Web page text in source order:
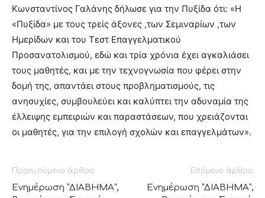
Κωνσταντίνος Γαλάνης δήλωσε για την Πυξίδα ότι: «Η
«Πυξίδα» με τους τρείς άξονες ,των Σεμιναρίων ,των
Ημερίδων και του Τεστ Επαγγελματικού
Προσανατολισμού, εδώ και τρία χρόνια έχει αγκαλιάσει
τους μαθητές, και με την τεχνογνωσία που φέρει στην
δομή της, απαντάει στους προβληματισμούς, τις
ανησυχίες, συμβουλεύει και καλύπτει την αδυναμία της
έλλειψης εμπειριών και παραστάσεων, που χρειάζονται
οι μαθητές, για την επιλογή σχολών και επαγγελμάτων».
Προηγούμενο άρθρο
Ενημέρωση “ΔΙΑΒΗΜΑ”,
Επόμενο άρθρο
Ενημέρωση “ΔΙΑΒΗΜΑ”,